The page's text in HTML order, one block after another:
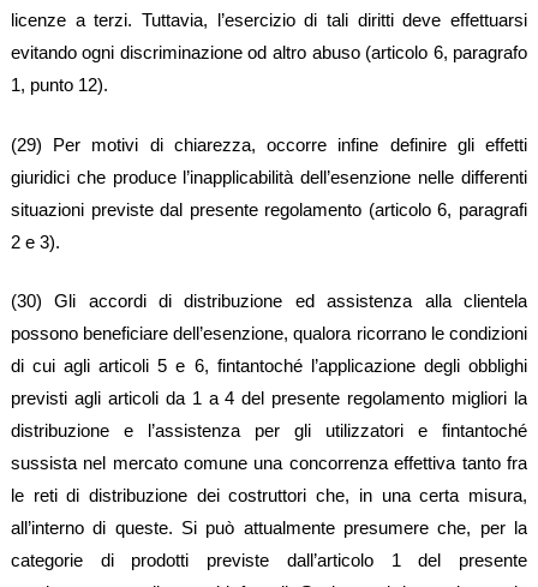
licenze a terzi. Tuttavia, l’esercizio di tali diritti deve effettuarsi
evitando ogni discriminazione od altro abuso (articolo 6, paragrafo
1, punto 12).
(29) Per motivi di chiarezza, occorre infine definire gli effetti
giuridici che produce l’inapplicabilità dell’esenzione nelle differenti
situazioni previste dal presente regolamento (articolo 6, paragrafi
2 e 3).
(30) Gli accordi di distribuzione ed assistenza alla clientela
possono beneficiare dell’esenzione, qualora ricorrano le condizioni
di cui agli articoli 5 e 6, fintantoché l’applicazione degli obblighi
previsti agli articoli da 1 a 4 del presente regolamento migliori la
distribuzione e l’assistenza per gli utilizzatori e fintantoché
sussista nel mercato comune una concorrenza effettiva tanto fra
le reti di distribuzione dei costruttori che, in una certa misura,
all’interno di queste. Si può attualmente presumere che, per la
categorie di prodotti previste dall’articolo 1 del presente